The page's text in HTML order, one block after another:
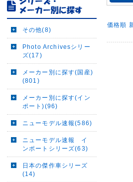
価格順
その他(8)
Photo Archivesシリー
ズ(17)
メーカー別に探す(国産)
(801)
メーカー別に探す(イン
ポート)(96)
ニューモデル速報(586)
ニューモデル速報 イ
ンポートシリーズ(63)
日本の傑作車シリーズ
(14)